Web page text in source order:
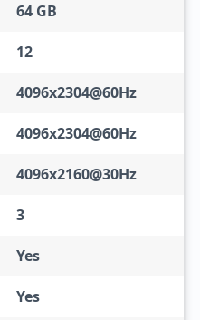
64 GB
12
4096x2304@60Hz
4096x2304@60Hz
4096x2160@30Hz
3
Yes
Yes